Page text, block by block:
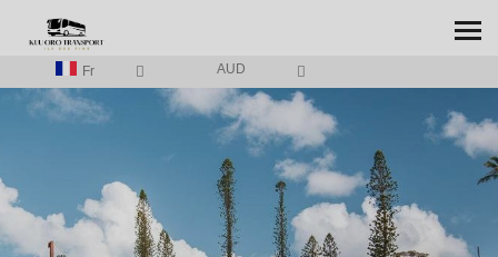
Fr AUD